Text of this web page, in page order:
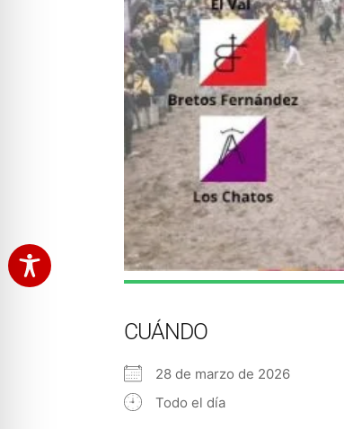
CUÁNDO
28 de marzo de 2026
Todo el día